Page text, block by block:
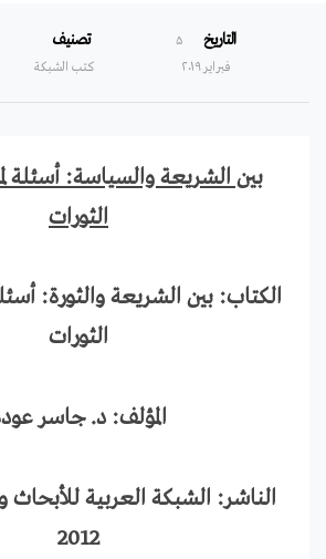
التاريخ
۵
فبراير ۲۰۱۹
تصنيف
كتب الشبكة
بين الشريعة والسياسة: أسئلة
الثورات
الكتاب: بين الشريعة والثورة:
الثورات
المؤلف: د. جاسر
الناشر: الشبكة العربية للأبحاث
2012